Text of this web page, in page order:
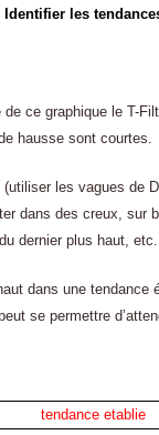
Identifier les
de ce graphique le T-
hausse sont courtes.
les vagues de
dans des creux, sur
dernier plus haut, etc.
dans une tendance
se permettre